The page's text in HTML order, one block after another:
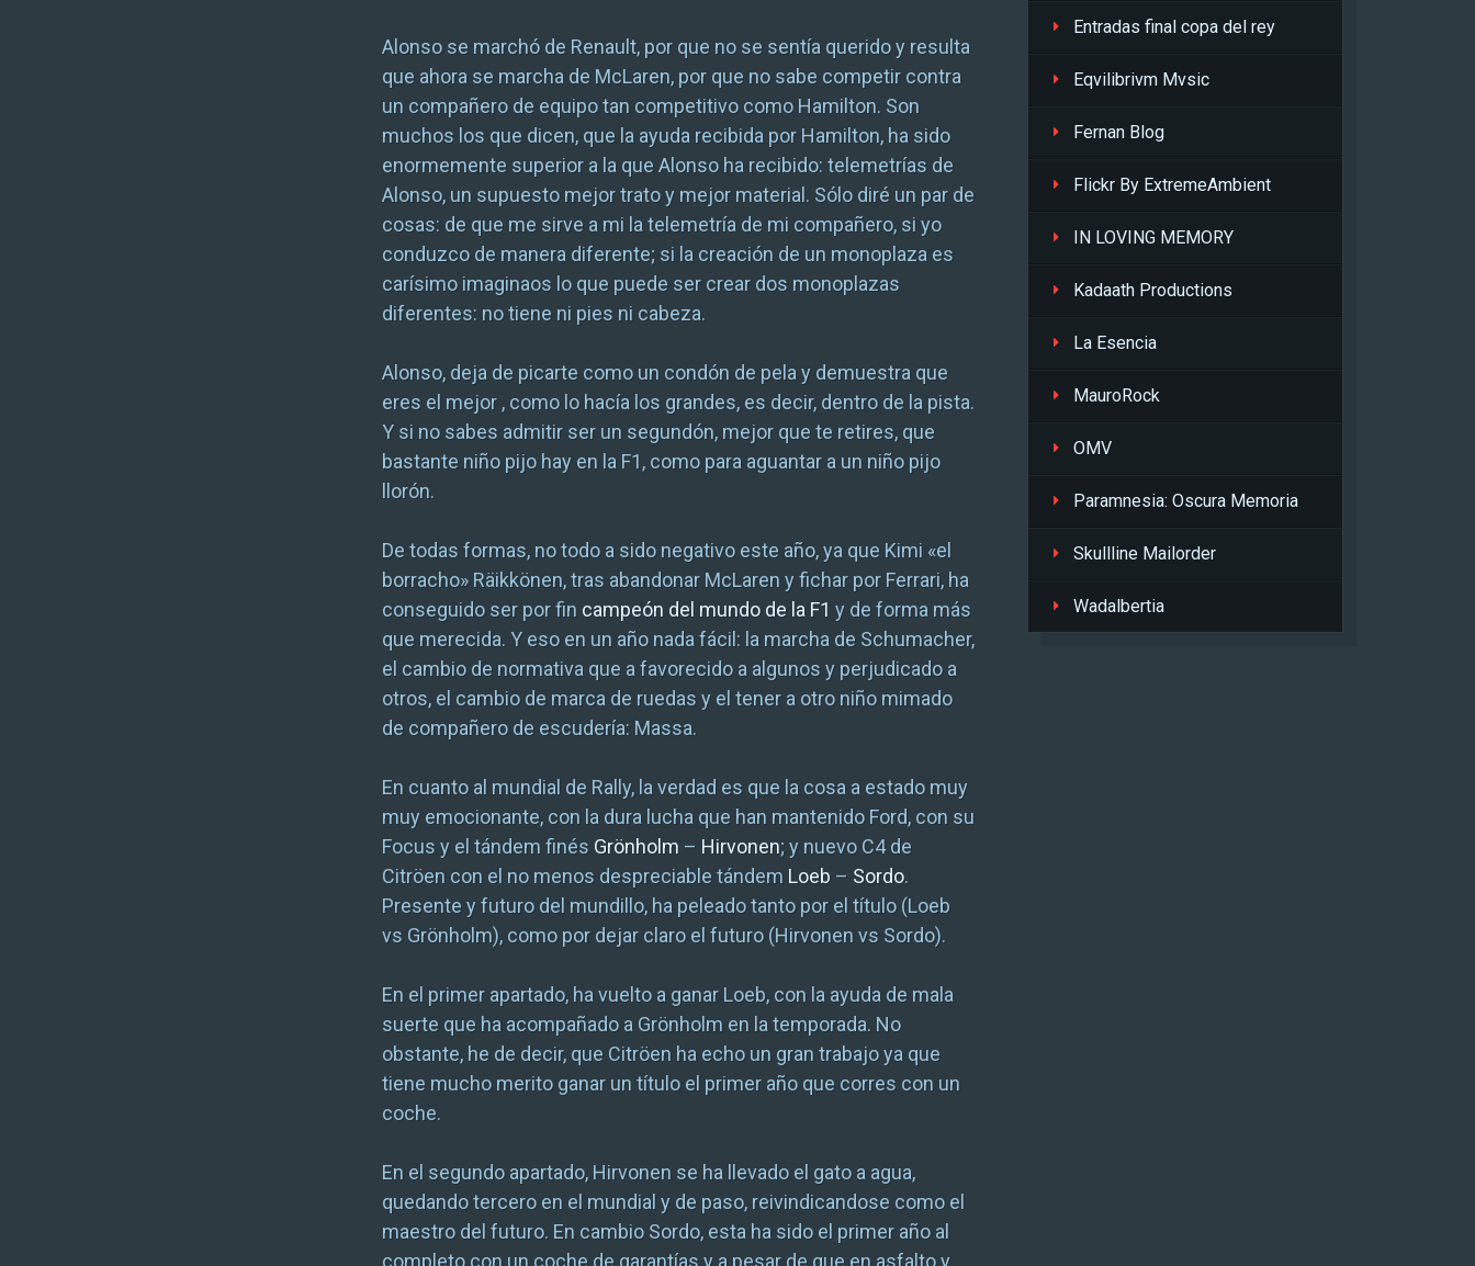
Alonso se marchó de Renault, por que no se sentía querido y resulta
que ahora se marcha de McLaren, por que no sabe competir contra
un compañero de equipo tan competitivo como Hamilton. Son
muchos los que dicen, que la ayuda recibida por Hamilton, ha sido
enormemente superior a la que Alonso ha recibido: telemetrías de
Alonso, un supuesto mejor trato y mejor material. Sólo diré un par de
cosas: de que me sirve a mi la telemetría de mi compañero, si yo
conduzco de manera diferente; si la creación de un monoplaza es
carísimo imaginaos lo que puede ser crear dos monoplazas
diferentes: no tiene ni pies ni cabeza.
Alonso, deja de picarte como un condón de pela y demuestra que
eres el mejor , como lo hacía los grandes, es decir, dentro de la pista.
Y si no sabes admitir ser un segundón, mejor que te retires, que
bastante niño pijo hay en la F1, como para aguantar a un niño pijo
llorón.
De todas formas, no todo a sido negativo este año, ya que Kimi «el
borracho» Räikkönen, tras abandonar McLaren y fichar por Ferrari, ha
conseguido ser por fin campeón del mundo de la F1 y de forma más
que merecida. Y eso en un año nada fácil: la marcha de Schumacher,
el cambio de normativa que a favorecido a algunos y perjudicado a
otros, el cambio de marca de ruedas y el tener a otro niño mimado
de compañero de escudería: Massa.
En cuanto al mundial de Rally, la verdad es que la cosa a estado muy
muy emocionante, con la dura lucha que han mantenido Ford, con su
Focus y el tándem finés Grönholm – Hirvonen; y nuevo C4 de
Citröen con el no menos despreciable tándem Loeb – Sordo.
Presente y futuro del mundillo, ha peleado tanto por el título (Loeb
vs Grönholm), como por dejar claro el futuro (Hirvonen vs Sordo).
En el primer apartado, ha vuelto a ganar Loeb, con la ayuda de mala
suerte que ha acompañado a Grönholm en la temporada. No
obstante, he de decir, que Citröen ha echo un gran trabajo ya que
tiene mucho merito ganar un título el primer año que corres con un
coche.
En el segundo apartado, Hirvonen se ha llevado el gato a agua,
quedando tercero en el mundial y de paso, reivindicandose como el
maestro del futuro. En cambio Sordo, esta ha sido el primer año al
completo con un coche de garantías y a pesar de que en asfalto y
Entradas final copa del rey
Eqvilibrivm Mvsic
Fernan Blog
Flickr By ExtremeAmbient
IN LOVING MEMORY
Kadaath Productions
La Esencia
MauroRock
OMV
Paramnesia: Oscura Memoria
Skullline Mailorder
Wadalbertia